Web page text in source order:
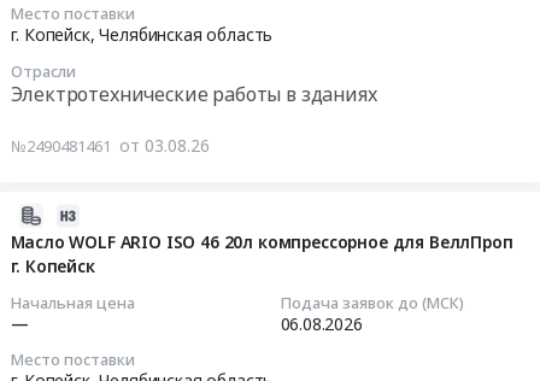
Место поставки
г. Копейск,Челябинская область
Отрасли
Электротехнические работы в зданиях
№2490481461 от 03.08.26
Масло WOLF ARIO ISO 46 20л компрессорное для ВеллПроп
г. Копейск
Начальная цена
—
Подача заявок до (МСК)
06.08.2026
Место поставки